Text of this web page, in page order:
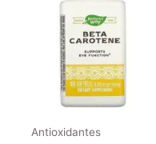
Antioxidantes